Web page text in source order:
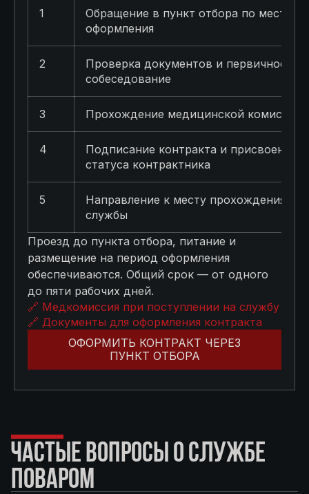
1
Обращение в пункт отбора по месту
оформления
2
Проверка документов и первичное
собеседование
3 Прохождение медицинской комиссии
4
Подписание контракта и присвоение
статуса контрактника
5
Направление к месту прохождения
службы
Проезд до пункта отбора, питание и
размещение на период оформления
обеспечиваются. Общий срок — от одного
до пяти рабочих дней.
🔗 Медкомиссия при поступлении на службу
🔗 Документы для оформления контракта
ОФОРМИТЬ КОНТРАКТ ЧЕРЕЗ
ПУНКТ ОТБОРА
ЧАСТЫЕ ВОПРОСЫ О СЛУЖБЕ
ПОВАРОМ